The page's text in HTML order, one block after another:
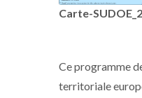
Carte-
Ce programme
territoriale